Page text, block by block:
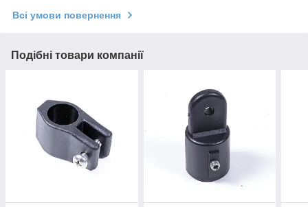
Всі умови повернення
Подібні товари компанії